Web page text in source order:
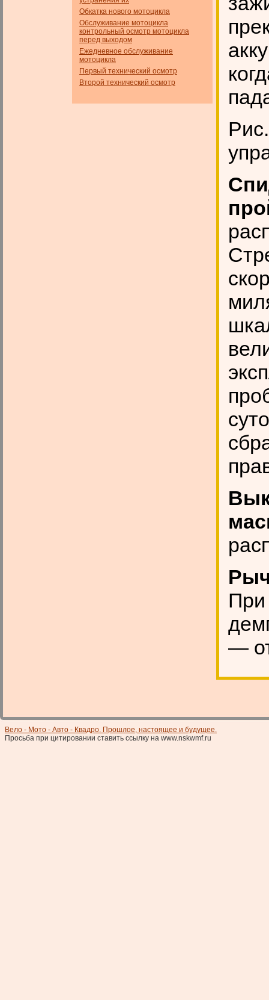
Обкатка нового мотоцикла
Обслуживание мотоцикла
контрольный осмотр мотоцикла
перед выходом
Ежедневное обслуживание
мотоцикла
Первый технический осмотр
Второй технический осмотр
—
Вело - Мото - Авто - Квадро. Прошлое, настоящее и будущее.
Просьба при цитировании ставить ссылку на www.nskwmf.ru